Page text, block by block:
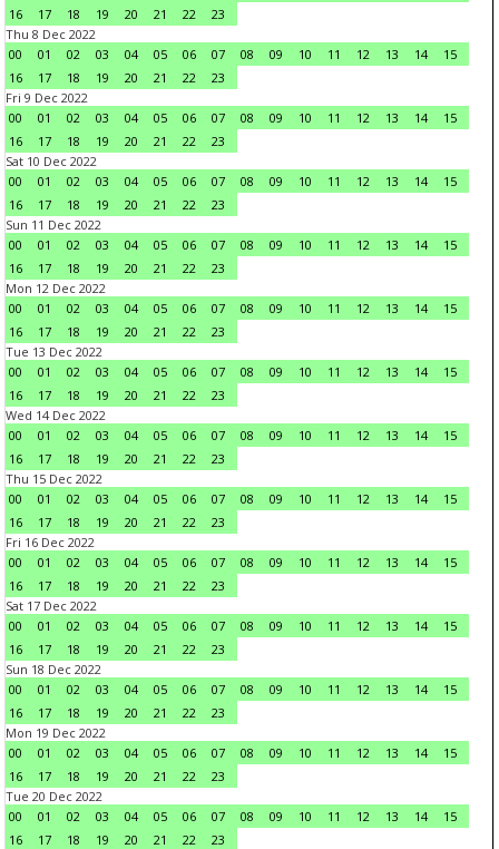
16
17 18 19 20 21 22
23
Thu 8 Dec 2022
00
01 02 03 04 05 06 07 08 09 10 11 12 13 14
15
16
17 18 19 20 21 22
23
Fri 9 Dec 2022
00
01 02 03 04 05 06 07 08 09 10 11 12 13 14
15
16
17 18 19 20 21 22
23
Sat 10 Dec 2022
00
01 02 03 04 05 06 07 08 09 10 11 12 13 14
15
16
17 18 19 20 21 22
23
Sun 11 Dec 2022
00
01 02 03 04 05 06 07 08 09 10 11 12 13 14
15
16
17 18 19 20 21 22
23
Mon 12 Dec 2022
00
01 02 03 04 05 06 07 08 09 10 11 12 13 14
15
16
17 18 19 20 21 22
23
Tue 13 Dec 2022
00
01 02 03 04 05 06 07 08 09 10 11 12 13 14
15
16
17 18 19 20 21 22
23
Wed 14 Dec 2022
00
01 02 03 04 05 06 07 08 09 10 11 12 13 14
15
16
17 18 19 20 21 22
23
Thu 15 Dec 2022
00
01 02 03 04 05 06 07 08 09 10 11 12 13 14
15
16
17 18 19 20 21 22
23
Fri 16 Dec 2022
00
01 02 03 04 05 06 07 08 09 10 11 12 13 14
15
16
17 18 19 20 21 22
23
Sat 17 Dec 2022
00
01 02 03 04 05 06 07 08 09 10 11 12 13 14
15
16
17 18 19 20 21 22
23
Sun 18 Dec 2022
00
01 02 03 04 05 06 07 08 09 10 11 12 13 14
15
16
17 18 19 20 21 22
23
Mon 19 Dec 2022
00
01 02 03 04 05 06 07 08 09 10 11 12 13 14
15
16
17 18 19 20 21 22
23
Tue 20 Dec 2022
00
01 02 03 04 05 06 07 08 09 10 11 12 13 14
15
16
17 18 19 20 21 22
23